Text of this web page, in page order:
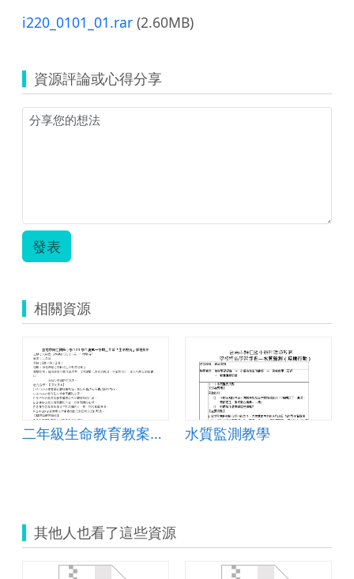
i220_0101_01.rar (2.60MB)
資源評論或心得分享
發表
相關資源
二年級生命教育教案設計 水質監測教學
其他人也看了這些資源